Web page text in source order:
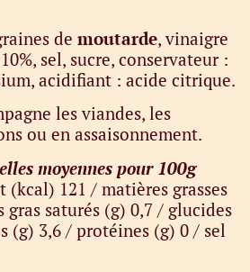
de moutarde, vinaigre
sel, sucre, conservateur :
acidifiant : acide citrique.
les viandes, les
ou en assaisonnement.
moyennes pour 100g
(kcal) 121 / matières grasses
gras saturés (g) 0,7 / glucides
(g) 3,6 / protéines (g) 0 / sel